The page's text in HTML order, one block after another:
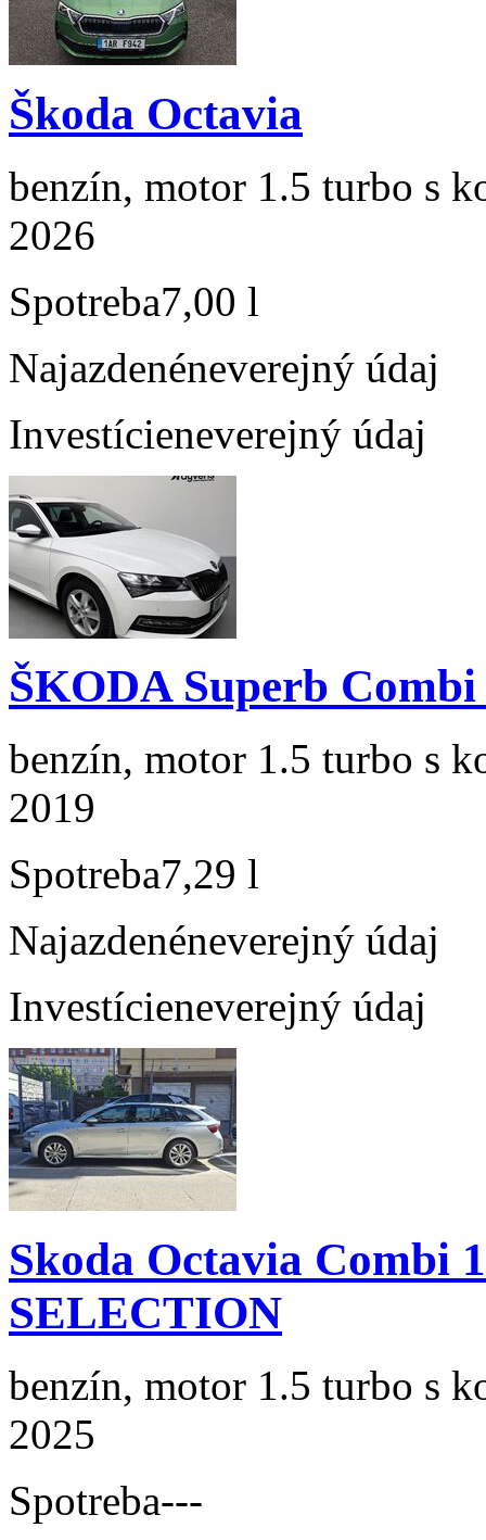
Škoda Octavia
benzín, motor 1.5 turbo s
2026
Spotreba7,00 l
Najazdenéneverejný údaj
Investícieneverejný údaj
ŠKODA Superb
benzín, motor 1.5 turbo s
2019
Spotreba7,29 l
Najazdenéneverejný údaj
Investícieneverejný údaj
Skoda Octavia Combi
SELECTION
benzín, motor 1.5 turbo s
2025
Spotreba---